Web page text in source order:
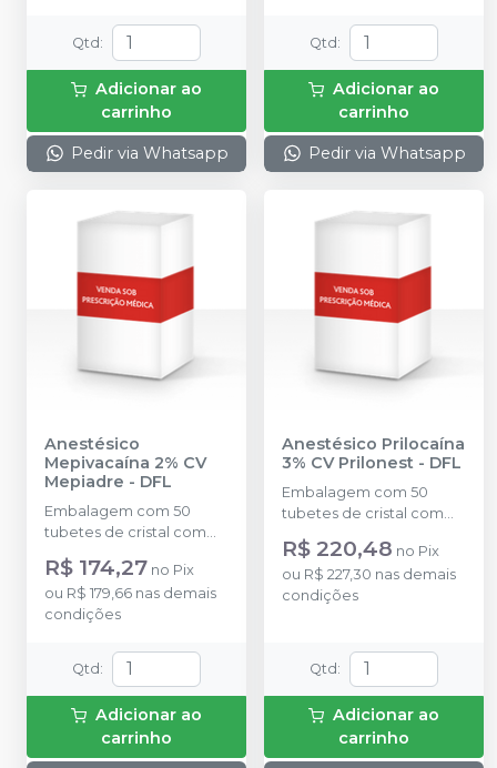
Qtd :
Adicionar ao
carrinho
Pedir via Whatsapp
Qtd :
Adicionar ao
carrinho
Pedir via Whatsapp
Anestésico
Mepivacaína 2% CV
Mepiadre - DFL
Embalagem com 50
tubetes de cristal com
Mepivacaína com
Epinefrina (Tubete de
Vidro).
R$ 174,27 no Pix
ou R$ 179,66 nas demais
condições
Qtd :
Adicionar ao
carrinho
Anestésico Prilocaína
3% CV Prilonest - DFL
Embalagem com 50
tubetes de cristal com
Prilocaína com
Felipressina (Tubete de
Vidro).
R$ 220,48 no Pix
ou R$ 227,30 nas demais
condições
Qtd :
Adicionar ao
carrinho